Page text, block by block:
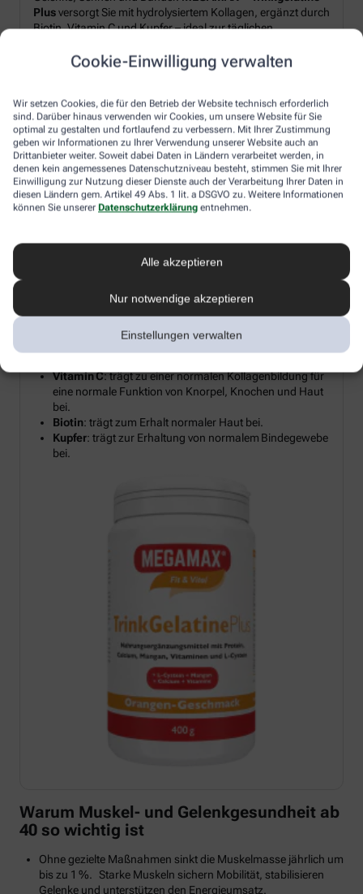
Cookie-Einwilligung verwalten
Wir setzen Cookies, die für den Betrieb der Website technisch erforderlich
sind. Darüber hinaus verwenden wir Cookies, um unsere Website für Sie
optimal zu gestalten und fortlaufend zu verbessern. Mit Ihrer Zustimmung
geben wir Informationen zu Ihrer Verwendung unserer Website auch an
Drittanbieter weiter. Soweit dabei Daten in Ländern verarbeitet werden, in
denen kein angemessenes Datenschutzniveau besteht, stimmen Sie mit Ihrer
Einwilligung zur Nutzung dieser Dienste auch der Verarbeitung Ihrer Daten in
diesen Ländern gem. Artikel 49 Abs. 1 lit. a DSGVO zu. Weitere Informationen
können Sie unserer Datenschutzerklärung entnehmen.
Alle akzeptieren
Nur notwendige akzeptieren
Einstellungen verwalten
Plusversorgt Sie mit hydrolysiertem Kollagen, ergänzt durch
Biotin, Vitamin C und Kupfer – ideal zur täglichen
Produkt‑Highlights:
Hydrolysiertes Kollagen plus Biotin, Vitamin C und Kupfer
Pulverform – leicht löslich, frischer Orangen-Geschmack
Schnell angerührt: morgens oder nach dem Sport
Ihr Genussmoment:
Rühren Sie 2× täglich je 10 g Pulver in Wasser ein – für einen
erfrischendes Getränk, unkompliziert und flexibel in den
*Zugelassene gesundheitsbezogene Aussagen gemäß
Vitamin C: trägt zu einer normalen Kollagenbildung für
eine normale Funktion von Knorpel, Knochen und Haut
bei.
Biotin: trägt zum Erhalt normaler Haut bei.
Kupfer: trägt zur Erhaltung von normalem Bindegewebe
bei.
Warum Muskel- und Gelenkgesundheit ab
40 so wichtig ist
Ohne gezielte Maßnahmen sinkt die Muskelmasse jährlich um
bis zu 1 %. Starke Muskeln sichern Mobilität, stabilisieren
Gelenke und unterstützen den Energieumsatz.